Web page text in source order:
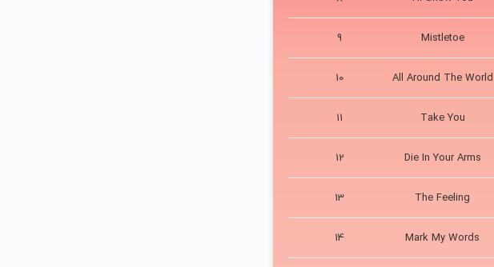
5
As Long As You Love
Me
6 Beauty And A Beat
7 Company
8 I'll Show You
9 Mistletoe
10 All Around The World